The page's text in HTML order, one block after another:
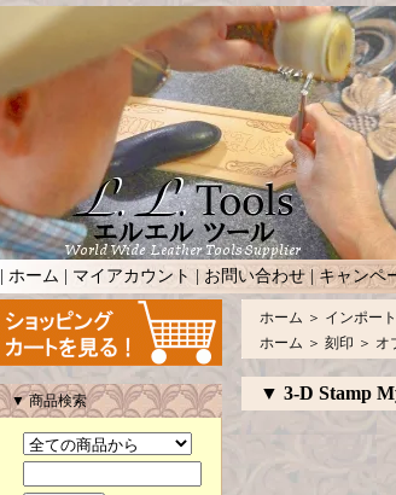
ホーム マイアカウント | お問い合わせ | キャンペ
▼ 商品検索
ホーム ＞ インポー
ホーム ＞ 刻印 ＞ オ
▼ 3-D Stamp